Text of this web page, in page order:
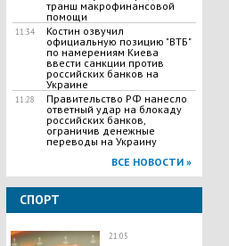
транш макрофинансовой
помощи
11:34
Костин озвучил
официальную позицию "ВТБ"
по намерениям Киева
ввести санкции против
российских банков на
Украине
11:28
Правительство РФ нанесло
ответный удар на блокаду
российских банков,
ограничив денежные
переводы на Украину
ВСЕ НОВОСТИ »
СПОРТ
21:05